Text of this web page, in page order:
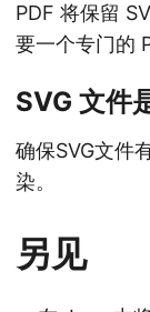
PDF 将保留
要一个专门的
SVG 文件
确保SVG文件
染。
另见